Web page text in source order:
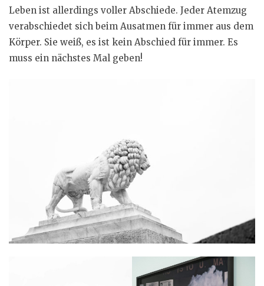
Leben ist allerdings voller Abschiede. Jeder Atemzug
verabschiedet sich beim Ausatmen für immer aus dem
Körper. Sie weiß, es ist kein Abschied für immer. Es
muss ein nächstes Mal geben!